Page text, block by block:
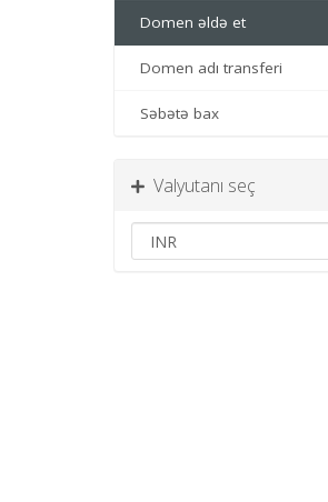
Domen əldə et
Domen adı transferi
Səbətə bax
Valyutanı seç